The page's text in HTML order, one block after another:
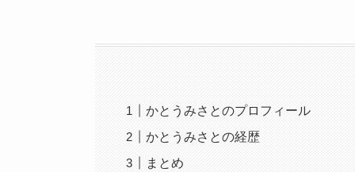
かとうみさとのプロフィール
かとうみさとの経歴
まとめ